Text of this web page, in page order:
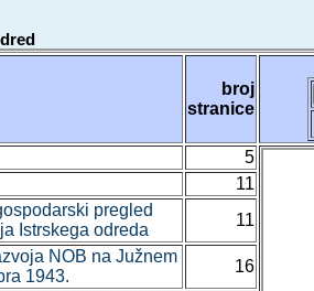
broj
stranice
5
11
pregled
Istrskega odreda
11
NOB na Južnem
1943.
16